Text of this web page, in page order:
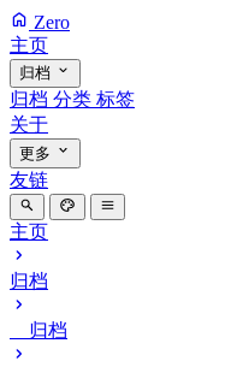
Zero
主页
归档
归档 分类 标签
关于
更多
友链
主页
归档
归档